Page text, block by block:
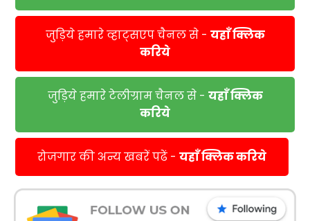
जुड़िये हमारे व्हाट्सएप चैनल से - यहाँ क्लिक
करिये
जुड़िये हमारे टेलीग्राम चैनल से - यहाँ क्लिक
करिये
रोजगार की अन्य खबरें पढें - यहाँ क्लिक करिये